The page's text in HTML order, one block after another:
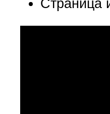
Страница